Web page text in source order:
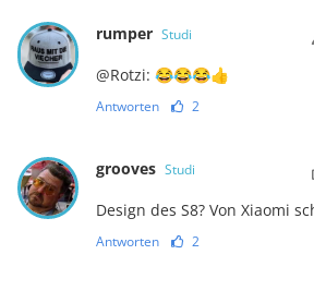
rumper Studi
@Rotzi: 😂😂😂👍
Antworten 2
grooves Studi
Design des S8? Von Xiaomi
Antworten 2